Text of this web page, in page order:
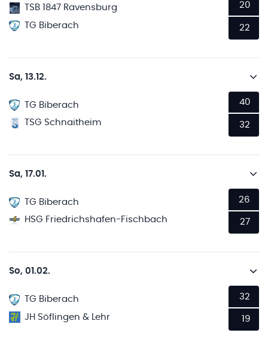
TSB 1847 Ravensburg
TG Biberach
20
22
Sa, 13.12.
TG Biberach
TSG Schnaitheim
40
32
Sa, 17.01.
TG Biberach
HSG Friedrichshafen-Fischbach
26
27
So, 01.02.
TG Biberach
JH Söflingen & Lehr
32
19